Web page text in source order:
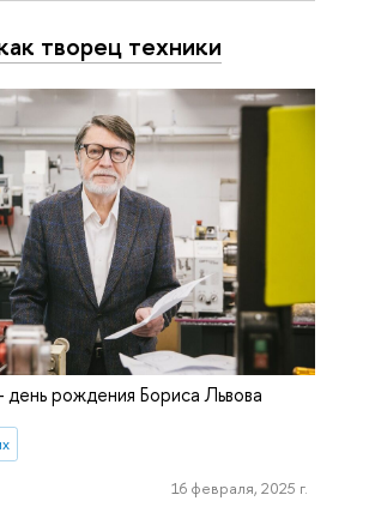
творец техники
рождения Бориса Львова
16 февраля, 2025 г.